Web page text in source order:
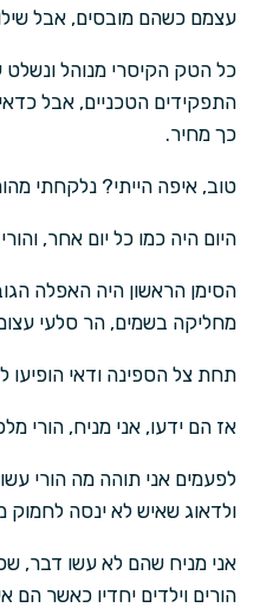
עצמם כשהם מובסים, אבל
כל הטק הקיסרי מנוהל ונשלט
התפקידים הטכניים, אבל
כך מחיר.
טוב, איפה הייתי? נלקחתי
היום היה כמו כל יום אחר,
הסימן הראשון היה האפלה
מחליקה בשמים, הר סלעי
תחת צל הספינה ודאי הופיעו
אז הם ידעו, אני מניח, הורי
לפעמים אני תוהה מה הורי
ולדאוג שאיש לא ינסה לחמוק
אני מניח שהם לא עשו דבר,
הורים וילדים יחדיו כאשר